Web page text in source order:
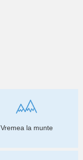
Vremea la munte